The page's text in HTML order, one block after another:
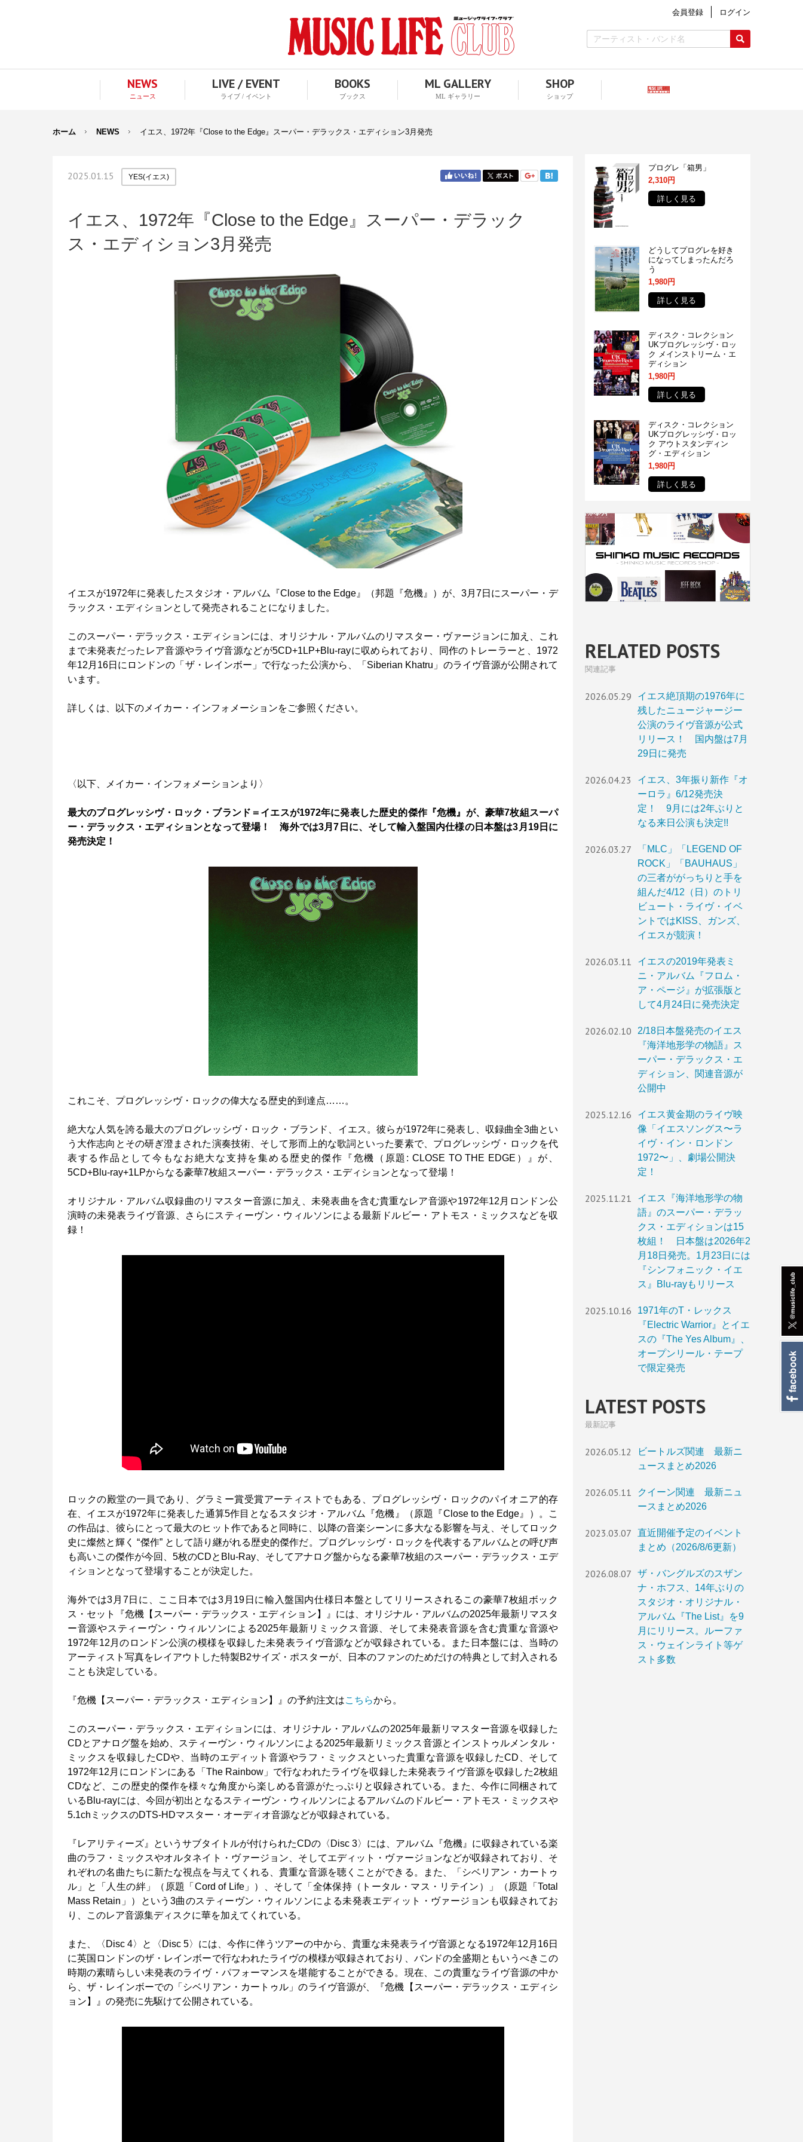
会員登録 ログイン
NEWS
ニュース
LIVE / EVENT
ライブ / イベント
BOOKS
ブックス
ML GALLERY
ML ギャラリー
SHOP
ショップ
ホーム NEWS イエス、1972年『Close to the Edge』スーパー・デラックス・エディション3月発売
2025.01.15 YES(イエス)
イエス、1972年『Close to the Edge』スーパー・デラック
ス・エディション3月発売
イエスが1972年に発表したスタジオ・アルバム『Close to the Edge』（邦題『危機』）が、3月7日にスーパー・デ
ラックス・エディションとして発売されることになりました。
このスーパー・デラックス・エディションには、オリジナル・アルバムのリマスター・ヴァージョンに加え、これ
まで未発表だったレア音源やライヴ音源などが5CD+1LP+Blu-rayに収められており、同作のトレーラーと、1972
年12月16日にロンドンの「ザ・レインボー」で行なった公演から、「Siberian Khatru」のライヴ音源が公開されて
います。
詳しくは、以下のメイカー・インフォメーションをご参照ください。
〈以下、メイカー・インフォメーションより〉
最大のプログレッシヴ・ロック・ブランド＝イエスが1972年に発表した歴史的傑作『危機』が、豪華7枚組スーパ
ー・デラックス・エディションとなって登場！ 海外では3月7日に、そして輸入盤国内仕様の日本盤は3月19日に
発売決定！
これこそ、プログレッシヴ・ロックの偉大なる歴史的到達点……。
絶大な人気を誇る最大のプログレッシヴ・ロック・ブランド、イエス。彼らが1972年に発表し、収録曲全3曲とい
う大作志向とその研ぎ澄まされた演奏技術、そして形而上的な歌詞といった要素で、プログレッシヴ・ロックを代
表する作品として今もなお絶大な支持を集める歴史的傑作『危機（原題: CLOSE TO THE EDGE）』が、
5CD+Blu-ray+1LPからなる豪華7枚組スーパー・デラックス・エディションとなって登場！
オリジナル・アルバム収録曲のリマスター音源に加え、未発表曲を含む貴重なレア音源や1972年12月ロンドン公
演時の未発表ライヴ音源、さらにスティーヴン・ウィルソンによる最新ドルビー・アトモス・ミックスなどを収
録！
ロックの殿堂の一員であり、グラミー賞受賞アーティストでもある、プログレッシヴ・ロックのパイオニア的存
在、イエスが1972年に発表した通算5作目となるスタジオ・アルバム『危機』（原題『Close to the Edge』）。こ
の作品は、彼らにとって最大のヒット作であると同時に、以降の音楽シーンに多大なる影響を与え、そしてロック
史に燦然と輝く “傑作” として語り継がれる歴史的傑作だ。プログレッシヴ・ロックを代表するアルバムとの呼び声
も高いこの傑作が今回、5枚のCDとBlu-Ray、そしてアナログ盤からなる豪華7枚組のスーパー・デラックス・エデ
ィションとなって登場することが決定した。
海外では3月7日に、ここ日本では3月19日に輸入盤国内仕様日本盤としてリリースされるこの豪華7枚組ボック
ス・セット『危機【スーパー・デラックス・エディション】』には、オリジナル・アルバムの2025年最新リマスタ
ー音源やスティーヴン・ウィルソンによる2025年最新リミックス音源、そして未発表音源を含む貴重な音源や
1972年12月のロンドン公演の模様を収録した未発表ライヴ音源などが収録されている。また日本盤には、当時の
アーティスト写真をレイアウトした特製B2サイズ・ポスターが、日本のファンのためだけの特典として封入される
ことも決定している。
『危機【スーパー・デラックス・エディション】』の予約注文はこちらから。
このスーパー・デラックス・エディションには、オリジナル・アルバムの2025年最新リマスター音源を収録した
CDとアナログ盤を始め、スティーヴン・ウィルソンによる2025年最新リミックス音源とインストゥルメンタル・
ミックスを収録したCDや、当時のエディット音源やラフ・ミックスといった貴重な音源を収録したCD、そして
1972年12月にロンドンにある「The Rainbow」で行なわれたライヴを収録した未発表ライヴ音源を収録した2枚組
CDなど、この歴史的傑作を様々な角度から楽しめる音源がたっぷりと収録されている。また、今作に同梱されて
いるBlu-rayには、今回が初出となるスティーヴン・ウィルソンによるアルバムのドルビー・アトモス・ミックスや
5.1chミックスのDTS-HDマスター・オーディオ音源などが収録されている。
『レアリティーズ』というサブタイトルが付けられたCDの〈Disc 3〉には、アルバム『危機』に収録されている楽
曲のラフ・ミックスやオルタネイト・ヴァージョン、そしてエディット・ヴァージョンなどが収録されており、そ
れぞれの名曲たちに新たな視点を与えてくれる、貴重な音源を聴くことができる。また、「シベリアン・カートゥ
ル」と「人生の絆」（原題「Cord of Life」）、そして「全体保持（トータル・マス・リテイン）」（原題「Total
Mass Retain」）という3曲のスティーヴン・ウィルソンによる未発表エディット・ヴァージョンも収録されてお
り、このレア音源集ディスクに華を加えてくれている。
また、〈Disc 4〉と〈Disc 5〉には、今作に伴うツアーの中から、貴重な未発表ライヴ音源となる1972年12月16日
に英国ロンドンのザ・レインボーで行なわれたライヴの模様が収録されており、バンドの全盛期ともいうべきこの
時期の素晴らしい未発表のライヴ・パフォーマンスを堪能することができる。現在、この貴重なライヴ音源の中か
ら、ザ・レインボーでの「シベリアン・カートゥル」のライヴ音源が、『危機【スーパー・デラックス・エディシ
ョン】』の発売に先駆けて公開されている。
プログレ「箱男」
2,310円
詳しく見る
どうしてプログレを好き
になってしまったんだろ
う
1,980円
詳しく見る
ディスク・コレクション
UKプログレッシヴ・ロッ
ク メインストリーム・エ
ディション
1,980円
詳しく見る
ディスク・コレクション
UKプログレッシヴ・ロッ
ク アウトスタンディン
グ・エディション
1,980円
詳しく見る
RELATED POSTS
関連記事
2026.05.29
イエス絶頂期の1976年に
残したニュージャージー
公演のライヴ音源が公式
リリース！ 国内盤は7月
29日に発売
2026.04.23
イエス、3年振り新作『オ
ーロラ』6/12発売決
定！ 9月には2年ぶりと
なる来日公演も決定!!
2026.03.27
「MLC」「LEGEND OF
ROCK」「BAUHAUS」
の三者ががっちりと手を
組んだ4/12（日）のトリ
ビュート・ライヴ・イベ
ントではKISS、ガンズ、
イエスが競演！
2026.03.11
イエスの2019年発表ミ
ニ・アルバム『フロム・
ア・ページ』が拡張版と
して4月24日に発売決定
2026.02.10
2/18日本盤発売のイエス
『海洋地形学の物語』ス
ーパー・デラックス・エ
ディション、関連音源が
公開中
2025.12.16
イエス黄金期のライヴ映
像「イエスソングス〜ラ
イヴ・イン・ロンドン
1972〜」、劇場公開決
定！
2025.11.21
イエス『海洋地形学の物
語』のスーパー・デラッ
クス・エディションは15
枚組！ 日本盤は2026年2
月18日発売。1月23日には
『シンフォニック・イエ
ス』Blu-rayもリリース
2025.10.16
1971年のT・レックス
『Electric Warrior』とイエ
スの『The Yes Album』、
オープンリール・テープ
で限定発売
LATEST POSTS
最新記事
2026.05.12
ビートルズ関連 最新ニ
ュースまとめ2026
2026.05.11
クイーン関連 最新ニュ
ースまとめ2026
2023.03.07
直近開催予定のイベント
まとめ（2026/8/6更新）
2026.08.07
ザ・バングルズのスザン
ナ・ホフス、14年ぶりの
スタジオ・オリジナル・
アルバム『The List』を9
月にリリース。ルーファ
ス・ウェインライト等ゲ
スト多数